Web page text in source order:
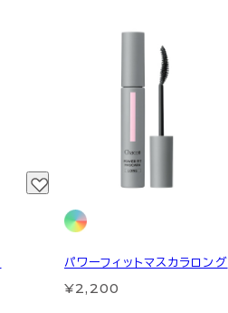
パワーフィットマスカラロング
¥2,200